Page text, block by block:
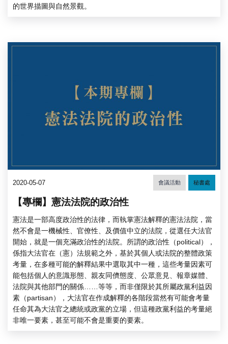
的世界描圖與自然景觀。
2020-05-07 會議活動 秘書處
【專欄】憲法法院的政治性
憲法是一部高度政治性的法律，而執掌憲法解釋的憲法法院，當
然不會是一機械性、官僚性、及價值中立的法院，從選任大法官
開始，就是一個充滿政治性的法院。所謂的政治性（political），
係指大法官在（憲）法規範之外，基於其個人或法院的整體政策
考量，在多種可能的解釋結果中選取其中一種，這些考量因素可
能包括個人的意識形態、親友同儕態度、公眾意見、報章媒體、
法院與其他部門的關係……等等，而非僅限於其所屬政黨利益因
素（partisan），大法官在作成解釋的各階段當然有可能會考量
任命其為大法官之總統或政黨的立場，但這種政黨利益的考量絕
非唯一要素，甚至可能不會是重要的要素。